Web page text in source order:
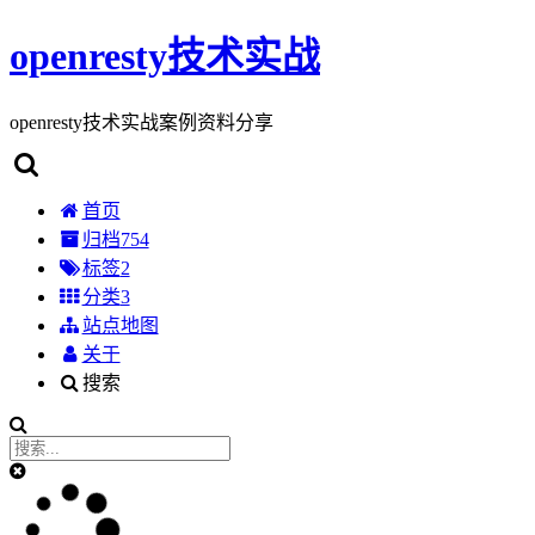
openresty技术实战
openresty技术实战案例资料分享
首页
归档754
标签2
分类3
站点地图
关于
搜索